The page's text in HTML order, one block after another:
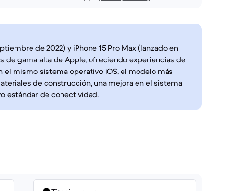
de 2022) y iPhone 15 Pro Max (lanzado en
de gama alta de Apple, ofreciendo experiencias de
mismo sistema operativo iOS, el modelo más
de construcción, una mejora en el sistema
estándar de conectividad.